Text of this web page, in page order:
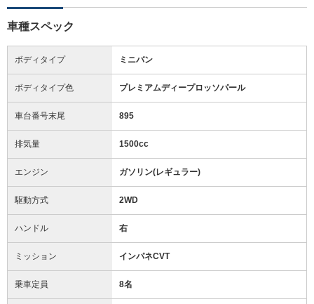
車種スペック
ボディタイプ ミニバン
ボディタイプ色 プレミアムディープロッソパール
車台番号末尾 895
排気量 1500cc
エンジン ガソリン(レギュラー)
駆動方式 2WD
ハンドル 右
ミッション インパネCVT
乗車定員 8名